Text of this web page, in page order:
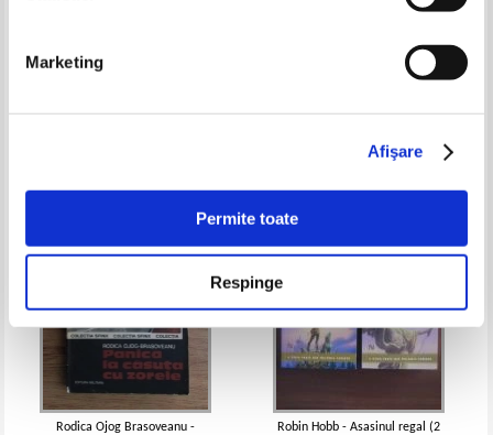
Marketing
Afişare
Permite toate
Respinge
Andrzej Sapkowski - Blood of
Frank Herbert - Canonicatul
Rodica Ojog Brasoveanu -
-30%
Robin Hobb - Asasinul regal (2